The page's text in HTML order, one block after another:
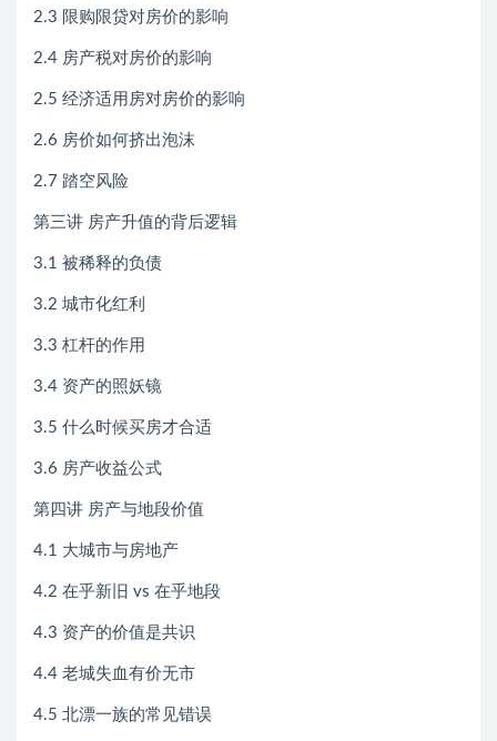
2.3 限购限贷对房价的影响
2.4 房产税对房价的影响
2.5 经济适用房对房价的影响
2.6 房价如何挤出泡沫
2.7 踏空风险
第三讲 房产升值的背后逻辑
3.1 被稀释的负债
3.2 城市化红利
3.3 杠杆的作用
3.4 资产的照妖镜
3.5 什么时候买房才合适
3.6 房产收益公式
第四讲 房产与地段价值
4.1 大城市与房地产
4.2 在乎新旧 vs 在乎地段
4.3 资产的价值是共识
4.4 老城失血有价无市
4.5 北漂一族的常见错误